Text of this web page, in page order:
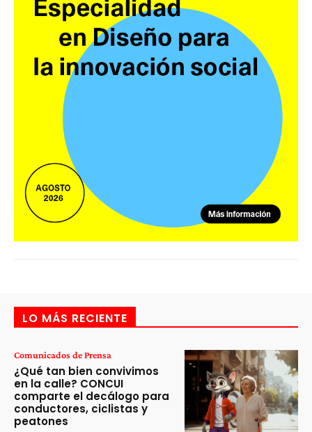
LO MÁS RECIENTE
Comunicados de Prensa
¿Qué tan bien convivimos
en la calle? CONCUI
comparte el decálogo para
conductores, ciclistas y
peatones